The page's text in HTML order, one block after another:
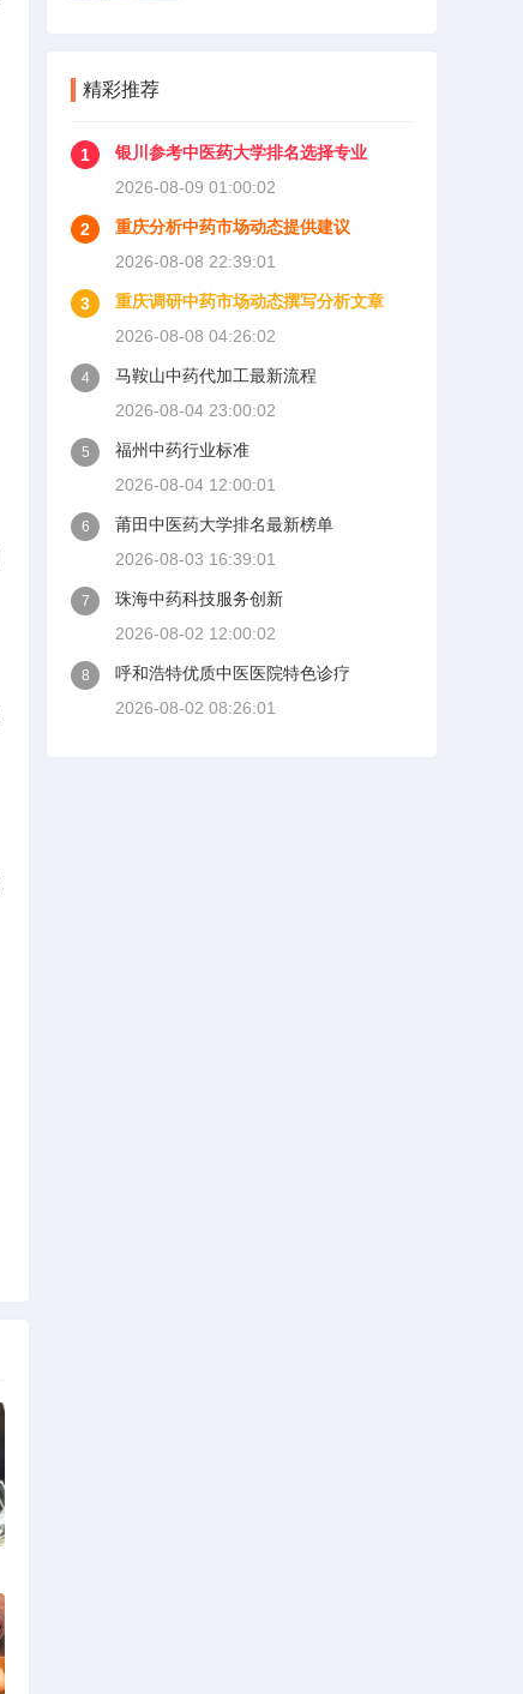
精彩推荐
1
银川参考中医药大学排名选择专业
2026-08-09 01:00:02
2
重庆分析中药市场动态提供建议
2026-08-08 22:39:01
3
重庆调研中药市场动态撰写分析文章
2026-08-08 04:26:02
4
马鞍山中药代加工最新流程
2026-08-04 23:00:02
5
福州中药行业标准
2026-08-04 12:00:01
6
莆田中医药大学排名最新榜单
2026-08-03 16:39:01
7
珠海中药科技服务创新
2026-08-02 12:00:02
8
呼和浩特优质中医医院特色诊疗
2026-08-02 08:26:01